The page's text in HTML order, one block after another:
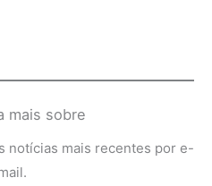
mais sobre
notícias mais recentes por e-